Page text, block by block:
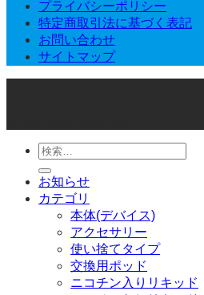
プライバシーポリシー
特定商取引法に基づく表記
お問い合わせ
サイトマップ
検
索
対
象:
お知らせ
カテゴリ
本体(デバイス)
アクセサリー
使い捨てタイプ
交換用ポッド
ニコチン入りリキッド